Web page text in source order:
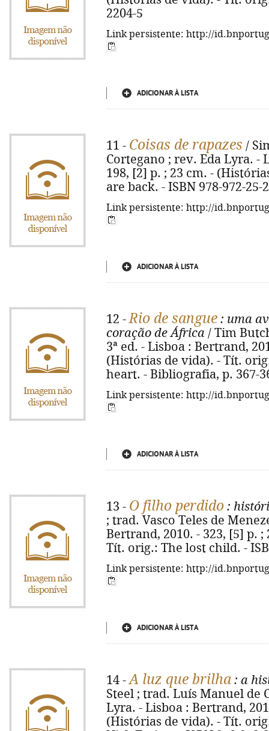
2204-5
Link persistente: http://
ADICIONAR À LISTA
11 - Coisas de rapazes /
Cortegano ; rev. Eda Lyra. -
198, [2] p. ; 23 cm. -
are back. - ISBN 978-972-25-
Link persistente: http://
ADICIONAR À LISTA
12 -Rio de sangue : uma
coração de África / Tim
3ª ed. - Lisboa : Bertrand,
(Histórias de vida). - Tít.
heart. - Bibliografia, p. 367-
Link persistente: http://
ADICIONAR À LISTA
13 - O filho perdido :
; trad. Vasco Teles de
Bertrand, 2010. - 323, [5] p.
Tít. orig.: The lost child. -
Link persistente: http://
ADICIONAR À LISTA
14 -A luz que brilha : a
Steel ; trad. Luís Manuel de
Lyra. - Lisboa : Bertrand,
(Histórias de vida). - Tít.